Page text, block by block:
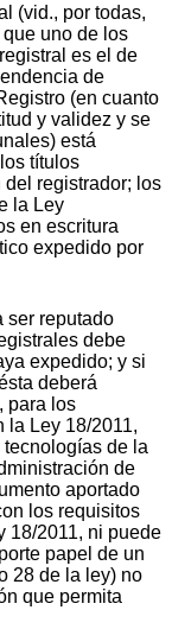
(vid., por todas,
uno de los
es el de
de
(en cuanto
y validez y se
está
títulos
registrador; los
la Ley
en escritura
expedido por
ser reputado
debe
expedido; y si
deberá
para los
la Ley 18/2011,
de la
de
aportado
los requisitos
18/2011, ni puede
papel de un
28 de la ley) no
que permita